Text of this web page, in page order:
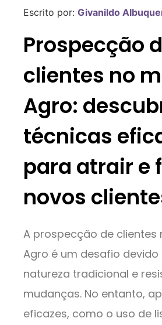
Escrito por: Givanildo
Prospecção
clientes no
Agro:
técnicas
para atrair e
novos
A prospecção de clientes
Agro é um desafio devido
natureza tradicional e
mudanças. No entanto,
eficazes, como o uso de